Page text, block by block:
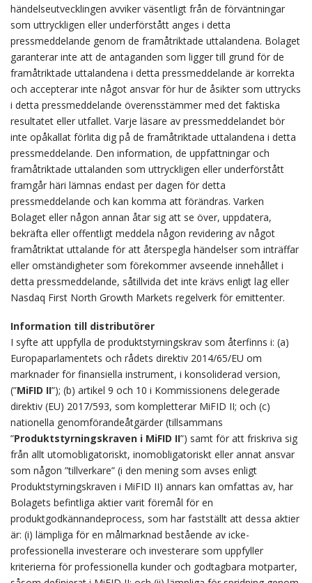
händelseutvecklingen avviker väsentligt från de förväntningar
som uttryckligen eller underförstått anges i detta
pressmeddelande genom de framåtriktade uttalandena. Bolaget
garanterar inte att de antaganden som ligger till grund för de
framåtriktade uttalandena i detta pressmeddelande är korrekta
och accepterar inte något ansvar för hur de åsikter som uttrycks
i detta pressmeddelande överensstämmer med det faktiska
resultatet eller utfallet. Varje läsare av pressmeddelandet bör
inte opåkallat förlita dig på de framåtriktade uttalandena i detta
pressmeddelande. Den information, de uppfattningar och
framåtriktade uttalanden som uttryckligen eller underförstått
framgår häri lämnas endast per dagen för detta
pressmeddelande och kan komma att förändras. Varken
Bolaget eller någon annan åtar sig att se över, uppdatera,
bekräfta eller offentligt meddela någon revidering av något
framåtriktat uttalande för att återspegla händelser som inträffar
eller omständigheter som förekommer avseende innehållet i
detta pressmeddelande, såtillvida det inte krävs enligt lag eller
Nasdaq First North Growth Markets regelverk för emittenter.
Information till distributörer
I syfte att uppfylla de produktstyrningskrav som återfinns i: (a)
Europaparlamentets och rådets direktiv 2014/65/EU om
marknader för finansiella instrument, i konsoliderad version,
(”MiFID II”); (b) artikel 9 och 10 i Kommissionens delegerade
direktiv (EU) 2017/593, som kompletterar MiFID II; och (c)
nationella genomförandeåtgärder (tillsammans
”Produktstyrningskraven i MiFID II”) samt för att friskriva sig
från allt utomobligatoriskt, inomobligatoriskt eller annat ansvar
som någon ”tillverkare” (i den mening som avses enligt
Produktstyrningskraven i MiFID II) annars kan omfattas av, har
Bolagets befintliga aktier varit föremål för en
produktgodkännandeprocess, som har fastställt att dessa aktier
är: (i) lämpliga för en målmarknad bestående av icke-
professionella investerare och investerare som uppfyller
kriterierna för professionella kunder och godtagbara motparter,